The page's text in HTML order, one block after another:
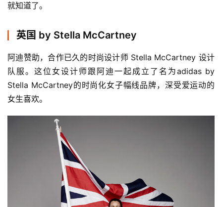
就知道了。
英国 by Stella McCartney
阿迪赞助，合作已久的时尚设计师 Stella McCartney 设计
队服。这位女设计师跟阿迪一起成立了名为adidas by
Stella McCartney的时尚化女子幅线品牌，深受爱运动的
女生喜欢。